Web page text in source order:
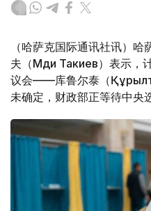
（哈萨克国际通讯社讯）
夫（Мәди Такиев）表示，
议会——库鲁尔泰（
未确定，财政部正等待中央